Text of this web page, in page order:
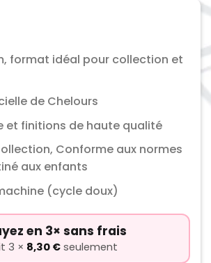
format idéal pour collection et
de Chelours
et finitions de haute qualité
Conforme aux normes
aux enfants
(cycle doux)
en 3× sans frais
3 × 8,30 € seulement